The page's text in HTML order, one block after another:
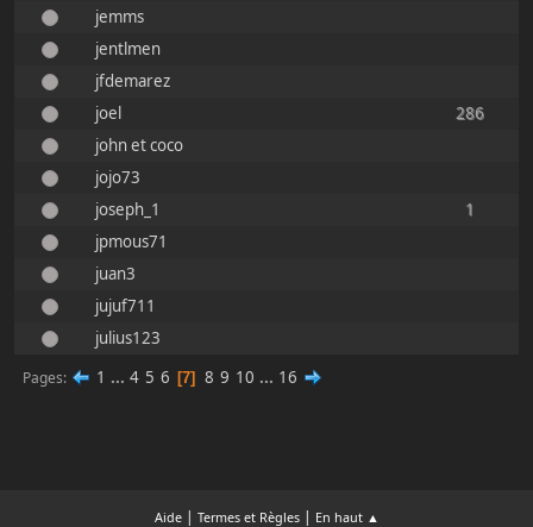
jemms
jentlmen
jfdemarez
joel
286
john et coco
jojo73
joseph_1
1
jpmous71
juan3
jujuf711
julius123
Pages 1 ... 4 5 6 7 8 9 10 ... 16
Aide| Termes et Règles| En haut ▲